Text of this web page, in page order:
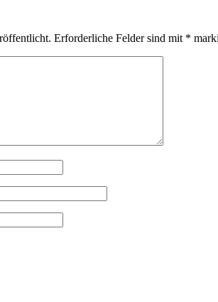
Erforderliche Felder sind mit *